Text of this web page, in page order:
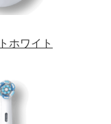
ホワイト